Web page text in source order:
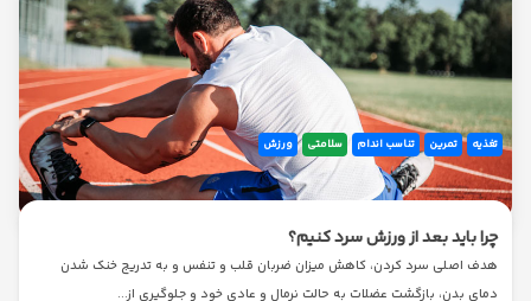
تغذیه تمرین تناسب اندام سلامتی ورزش
چرا باید بعد از ورزش سرد کنیم؟
هدف اصلی سرد کردن، کاهش میزان ضربان قلب و تنفس و به تدریج خنک شدن
دمای بدن، بازگشت عضلات به حالت نرمال و عادی خود و جلوگیری از